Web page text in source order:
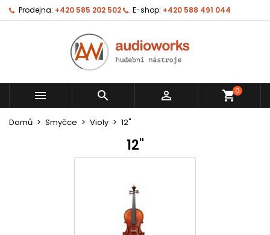
Prodejna: +420 585 202 502 E-shop: +420 588 491 044
   shopping_cart0
Domů Smyčce Violy 12"
12"